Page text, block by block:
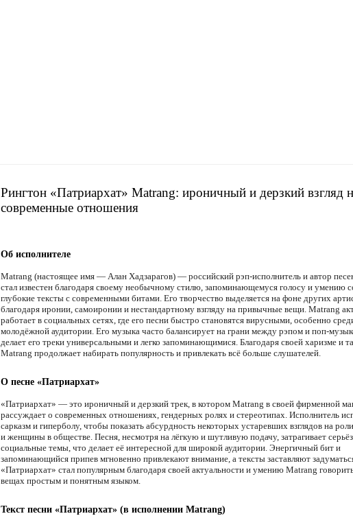
Рингтон «Патриархат» Matrang: ироничный и дерзкий взгляд
современные отношения
Об исполнителе
Matrang (настоящее имя — Алан Хадзарагов) — российский рэп-исполнитель и автор
стал известен благодаря своему необычному стилю, запоминающемуся голосу и умению
глубокие тексты с современными битами. Его творчество выделяется на фоне других
благодаря иронии, самоиронии и нестандартному взгляду на привычные вещи. Matrang
работает в социальных сетях, где его песни быстро становятся вирусными, особенно
молодёжной аудитории. Его музыка часто балансирует на грани между рэпом и поп-
делает его треки универсальными и легко запоминающимися. Благодаря своей харизме и
Matrang продолжает набирать популярность и привлекать всё больше слушателей.
О песне «Патриархат»
«Патриархат» — это ироничный и дерзкий трек, в котором Matrang в своей фирменной
рассуждает о современных отношениях, гендерных ролях и стереотипах. Исполнитель
сарказм и гиперболу, чтобы показать абсурдность некоторых устаревших взглядов на
и женщины в обществе. Песня, несмотря на лёгкую и шутливую подачу, затрагивает
социальные темы, что делает её интересной для широкой аудитории. Энергичный бит и
запоминающийся припев мгновенно привлекают внимание, а тексты заставляют
«Патриархат» стал популярным благодаря своей актуальности и умению Matrang
вещах простым и понятным языком.
Текст песни «Патриархат» (в исполнении Matrang)